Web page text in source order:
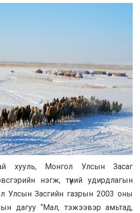
хууль, Монгол Улсын Засаг
нэгж, түүний удирдлагын
Улсын Засгийн газрын 2003 оны
дагуу “Мал, тэжээвэр амьтад,